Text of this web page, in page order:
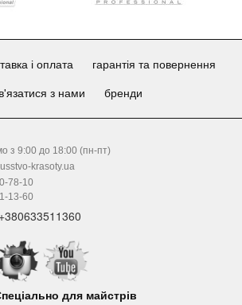
і оплата гарантія та повернення
з нами бренди
з 9:00 до 18:00 (пн-пт)
krasoty.ua
78-10
13-60
+380633511360
для майстрів